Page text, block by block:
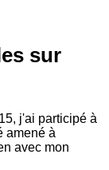
sur
j'ai participé à
amené à
avec mon